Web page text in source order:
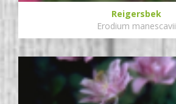
Reigersbek
Erodium manescavii